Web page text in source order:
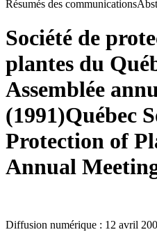
Résumés des communications
Société de
plantes du
Assemblée
(1991)Québec
Protection of
Annual
Diffusion numérique : 12 avril